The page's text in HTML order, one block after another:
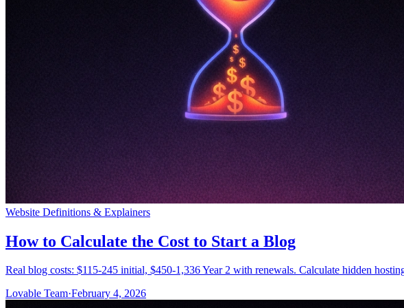
Website Definitions & Explainers
How to Calculate the Cost to Start a Blog
Real blog costs: $115-245 initial, $450-1,336 Year 2 with renewals. Calculate hidden
Lovable Team·February 4, 2026